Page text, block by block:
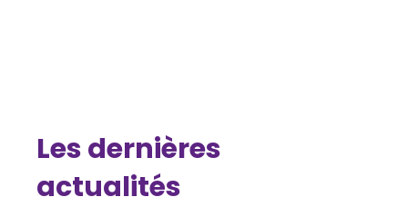
Les dernières
actualités